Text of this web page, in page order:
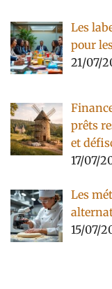
Les
pour
21/07/
prêts
et
17/07/
Les
15/07/